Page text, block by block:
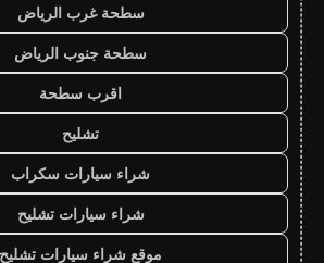
سطحة غرب الرياض
سطحة جنوب الرياض
اقرب سطحة
تشليح
شراء سيارات سكراب
شراء سيارات تشليح
موقع شراء سيارات تشليح